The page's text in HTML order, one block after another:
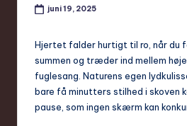
juni 19, 2025
Hjertet falder hurtigt til ro, når du
summen og træder ind mellem
fuglesang. Naturens egen
bare få minutters stilhed i skoven
pause, som ingen skærm kan